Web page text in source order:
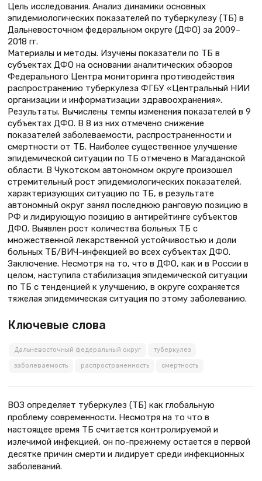
Цель исследования. Анализ динамики основных
эпидемиологических показателей по туберкулезу (ТБ) в
Дальневосточном федеральном округе (ДФО) за 2009–
2018 гг.
Материалы и методы. Изучены показатели по ТБ в
субъектах ДФО на основании аналитических обзоров
Федерального Центра мониторинга противодействия
распространению туберкулеза ФГБУ «Центральный НИИ
организации и информатизации здравоохранения».
Результаты. Вычислены темпы изменения показателей в 9
субъектах ДФО. В 8 из них отмечено снижение
показателей заболеваемости, распространенности и
смертности от ТБ. Наиболее существенное улучшение
эпидемической ситуации по ТБ отмечено в Магаданской
области. В Чукотском автономном округе произошел
стремительный рост эпидемиологических показателей,
характеризующих ситуацию по ТБ, в результате
автономный округ занял последнюю ранговую позицию в
РФ и лидирующую позицию в антирейтинге субъектов
ДФО. Выявлен рост количества больных ТБ с
множественной лекарственной устойчивостью и доли
больных ТБ/ВИЧ-инфекцией во всех субъектах ДФО.
Заключение. Несмотря на то, что в ДФО, как и в России в
целом, наступила стабилизация эпидемической ситуации
по ТБ с тенденцией к улучшению, в округе сохраняется
тяжелая эпидемическая ситуация по этому заболеванию.
Ключевые слова
Дальневосточный федеральный округ туберкулез
заболеваемость распространенность смертность
ВОЗ определяет туберкулез (ТБ) как глобальную
проблему современности. Несмотря на то что в
настоящее время ТБ считается контролируемой и
излечимой инфекцией, он по-прежнему остается в первой
десятке причин смерти и лидирует среди инфекционных
заболеваний.